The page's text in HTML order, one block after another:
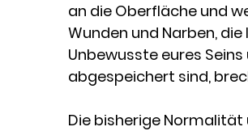
an die Oberfläche und
Wunden und Narben,
Unbewusste eures
abgespeichert sind,
Die bisherige